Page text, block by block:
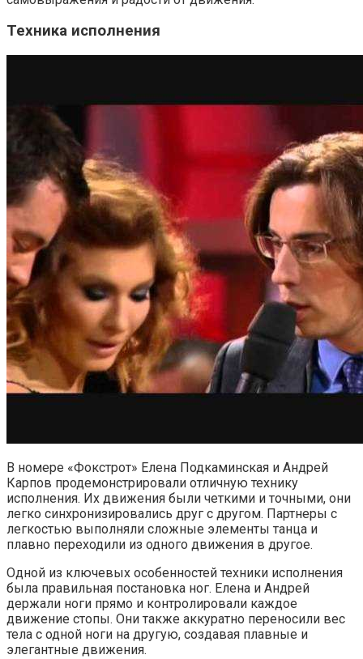
Техника исполнения
В номере «Фокстрот» Елена Подкаминская и Андрей
Карпов продемонстрировали отличную технику
исполнения. Их движения были четкими и точными, они
легко синхронизировались друг с другом. Партнеры с
легкостью выполняли сложные элементы танца и
плавно переходили из одного движения в другое.
Одной из ключевых особенностей техники исполнения
была правильная постановка ног. Елена и Андрей
держали ноги прямо и контролировали каждое
движение стопы. Они также аккуратно переносили вес
тела с одной ноги на другую, создавая плавные и
элегантные движения.